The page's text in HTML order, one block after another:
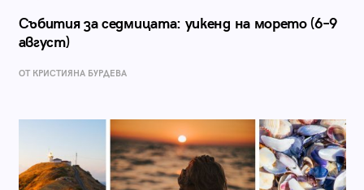
Събития за седмицата: уикенд на морето (6–9
август)
ОТ КРИСТИЯНА БУРДЕВА